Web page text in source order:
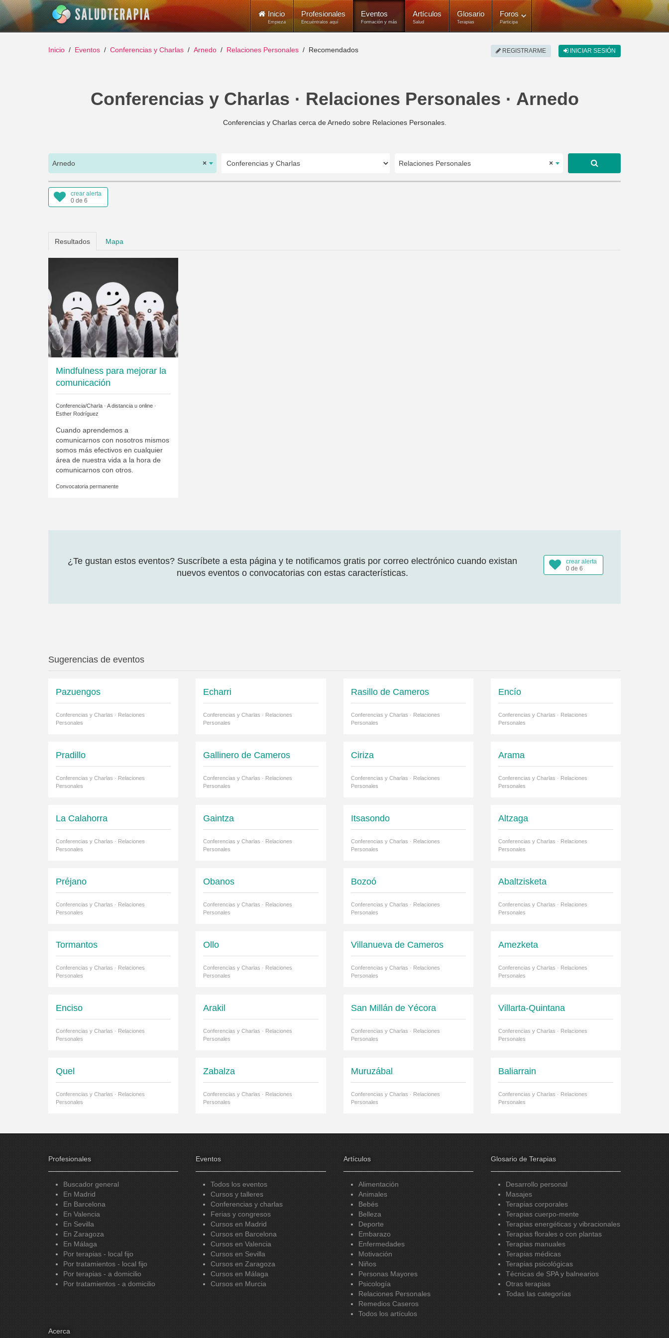
Inicio
Empieza
Profesionales
Encuéntralos aquí
Eventos
Formación y más
Artículos
Salud
Glosario
Terapias
Foros
Participa
REGISTRARME INICIAR SESIÓN
Inicio Eventos Conferencias y Charlas Arnedo Relaciones Personales Recomendados
Conferencias y Charlas · Relaciones Personales · Arnedo
Conferencias y Charlas cerca de Arnedo sobre Relaciones Personales.
×
Arnedo ×
Relaciones Personales
crear alerta
0 de 6
Resultados Mapa
Mindfulness para mejorar la
comunicación
Conferencia/Charla · A distancia u online ·
Esther Rodríguez
Cuando aprendemos a
comunicarnos con nosotros mismos
somos más efectivos en cualquier
área de nuestra vida a la hora de
comunicarnos con otros.
Convocatoria permanente
crear alerta
0 de 6
¿Te gustan estos eventos? Suscríbete a esta página y te notificamos gratis por correo electrónico cuando existan
nuevos eventos o convocatorias con estas características.
Sugerencias de eventos
Pazuengos
Conferencias y Charlas · Relaciones
Personales
Echarri
Conferencias y Charlas · Relaciones
Personales
Rasillo de Cameros
Conferencias y Charlas · Relaciones
Personales
Encío
Conferencias y Charlas · Relaciones
Personales
Pradillo
Conferencias y Charlas · Relaciones
Personales
Gallinero de Cameros
Conferencias y Charlas · Relaciones
Personales
Ciriza
Conferencias y Charlas · Relaciones
Personales
Arama
Conferencias y Charlas · Relaciones
Personales
La Calahorra
Conferencias y Charlas · Relaciones
Personales
Gaintza
Conferencias y Charlas · Relaciones
Personales
Itsasondo
Conferencias y Charlas · Relaciones
Personales
Altzaga
Conferencias y Charlas · Relaciones
Personales
Préjano
Conferencias y Charlas · Relaciones
Personales
Obanos
Conferencias y Charlas · Relaciones
Personales
Bozoó
Conferencias y Charlas · Relaciones
Personales
Abaltzisketa
Conferencias y Charlas · Relaciones
Personales
Tormantos
Conferencias y Charlas · Relaciones
Personales
Ollo
Conferencias y Charlas · Relaciones
Personales
Villanueva de Cameros
Conferencias y Charlas · Relaciones
Personales
Amezketa
Conferencias y Charlas · Relaciones
Personales
Enciso
Conferencias y Charlas · Relaciones
Personales
Arakil
Conferencias y Charlas · Relaciones
Personales
San Millán de Yécora
Conferencias y Charlas · Relaciones
Personales
Villarta-Quintana
Conferencias y Charlas · Relaciones
Personales
Quel
Conferencias y Charlas · Relaciones
Personales
Zabalza
Conferencias y Charlas · Relaciones
Personales
Muruzábal
Conferencias y Charlas · Relaciones
Personales
Baliarrain
Conferencias y Charlas · Relaciones
Personales
Profesionales
Buscador general
En Madrid
En Barcelona
En Valencia
En Sevilla
En Zaragoza
En Málaga
Por terapias - local fijo
Por tratamientos - local fijo
Por terapias - a domicilio
Por tratamientos - a domicilio
Eventos
Todos los eventos
Cursos y talleres
Conferencias y charlas
Ferias y congresos
Cursos en Madrid
Cursos en Barcelona
Cursos en Valencia
Cursos en Sevilla
Cursos en Zaragoza
Cursos en Málaga
Cursos en Murcia
Artículos
Alimentación
Animales
Bebés
Belleza
Deporte
Embarazo
Enfermedades
Motivación
Niños
Personas Mayores
Psicología
Relaciones Personales
Remedios Caseros
Todos los artículos
Glosario de Terapias
Desarrollo personal
Masajes
Terapias corporales
Terapias cuerpo-mente
Terapias energéticas y vibracionales
Terapias florales o con plantas
Terapias manuales
Terapias médicas
Terapias psicológicas
Técnicas de SPA y balnearios
Otras terapias
Todas las categorías
Acerca